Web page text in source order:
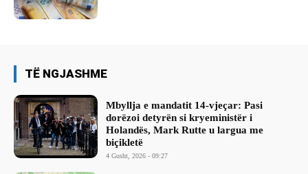
TË NGJASHME
Mbyllja e mandatit 14-vjeçar: Pasi
dorëzoi detyrën si kryeministër i
Holandës, Mark Rutte u largua me
biçikletë
4 Gusht, 2026 - 09:27